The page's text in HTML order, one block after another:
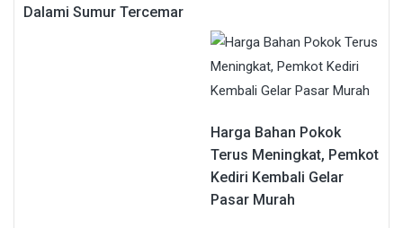
Dalami Sumur Tercemar
Harga Bahan Pokok
Terus Meningkat, Pemkot
Kediri Kembali Gelar
Pasar Murah